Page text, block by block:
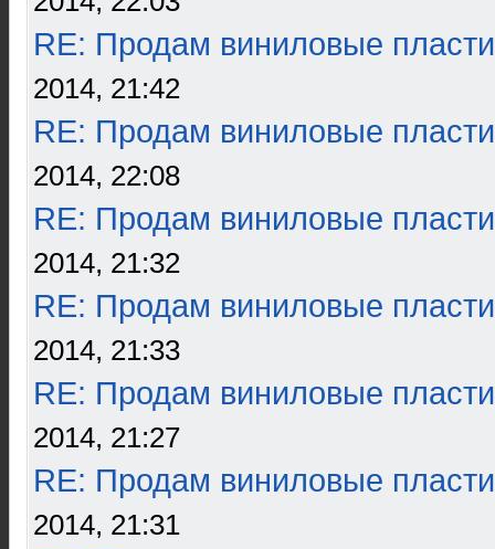
RE: Продам виниловые
2014, 21:42
RE: Продам виниловые
2014, 22:08
RE: Продам виниловые
2014, 21:32
RE: Продам виниловые
2014, 21:33
RE: Продам виниловые
2014, 21:27
RE: Продам виниловые
2014, 21:31